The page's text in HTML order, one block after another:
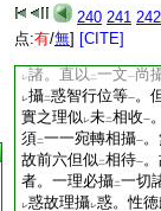
240 241 242
点:有/無] [CITE]
中自不二 相收 一似二 權
レ 攝者。此之六法未
生。故今文云。次
レ諸。直以 二一文一尚
レ攝二惑智行位等一。
實之理似レ未二相收一
須二一一宛轉相攝一
故前六但似二相待一
者。一理必攝二一切
レ惑故理攝レ惑。性